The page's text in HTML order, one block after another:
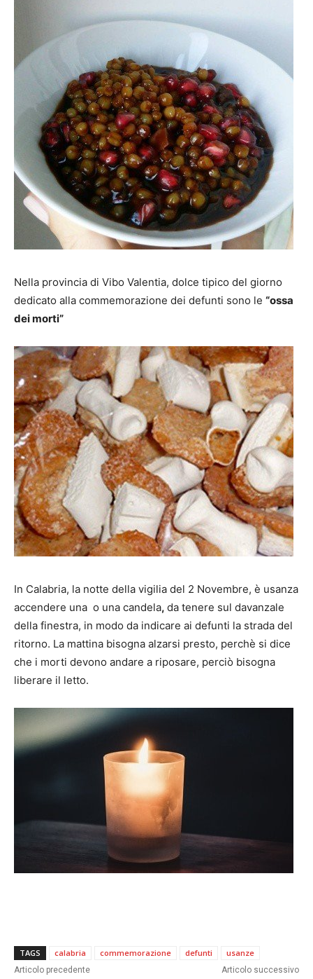
Nella provincia di Vibo Valentia, dolce tipico del giorno
dedicato alla commemorazione dei defunti sono le “ossa
dei morti”
In Calabria, la notte della vigilia del 2 Novembre, è usanza
accendere una o una candela, da tenere sul davanzale
della finestra, in modo da indicare ai defunti la strada del
ritorno. La mattina bisogna alzarsi presto, perchè si dice
che i morti devono andare a riposare, perciò bisogna
liberare il letto.
TAGS calabria commemorazione defunti usanze
Articolo precedente Articolo successivo